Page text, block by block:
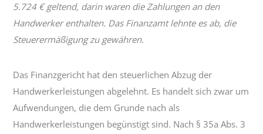
5.724 € geltend, darin waren die Zahlungen an den
Handwerker enthalten. Das Finanzamt lehnte es ab, die
Steuerermäßigung zu gewähren.
Das Finanzgericht hat den steuerlichen Abzug der
Handwerkerleistungen abgelehnt. Es handelt sich zwar um
Aufwendungen, die dem Grunde nach als
Handwerkerleistungen begünstigt sind. Nach § 35a Abs. 3